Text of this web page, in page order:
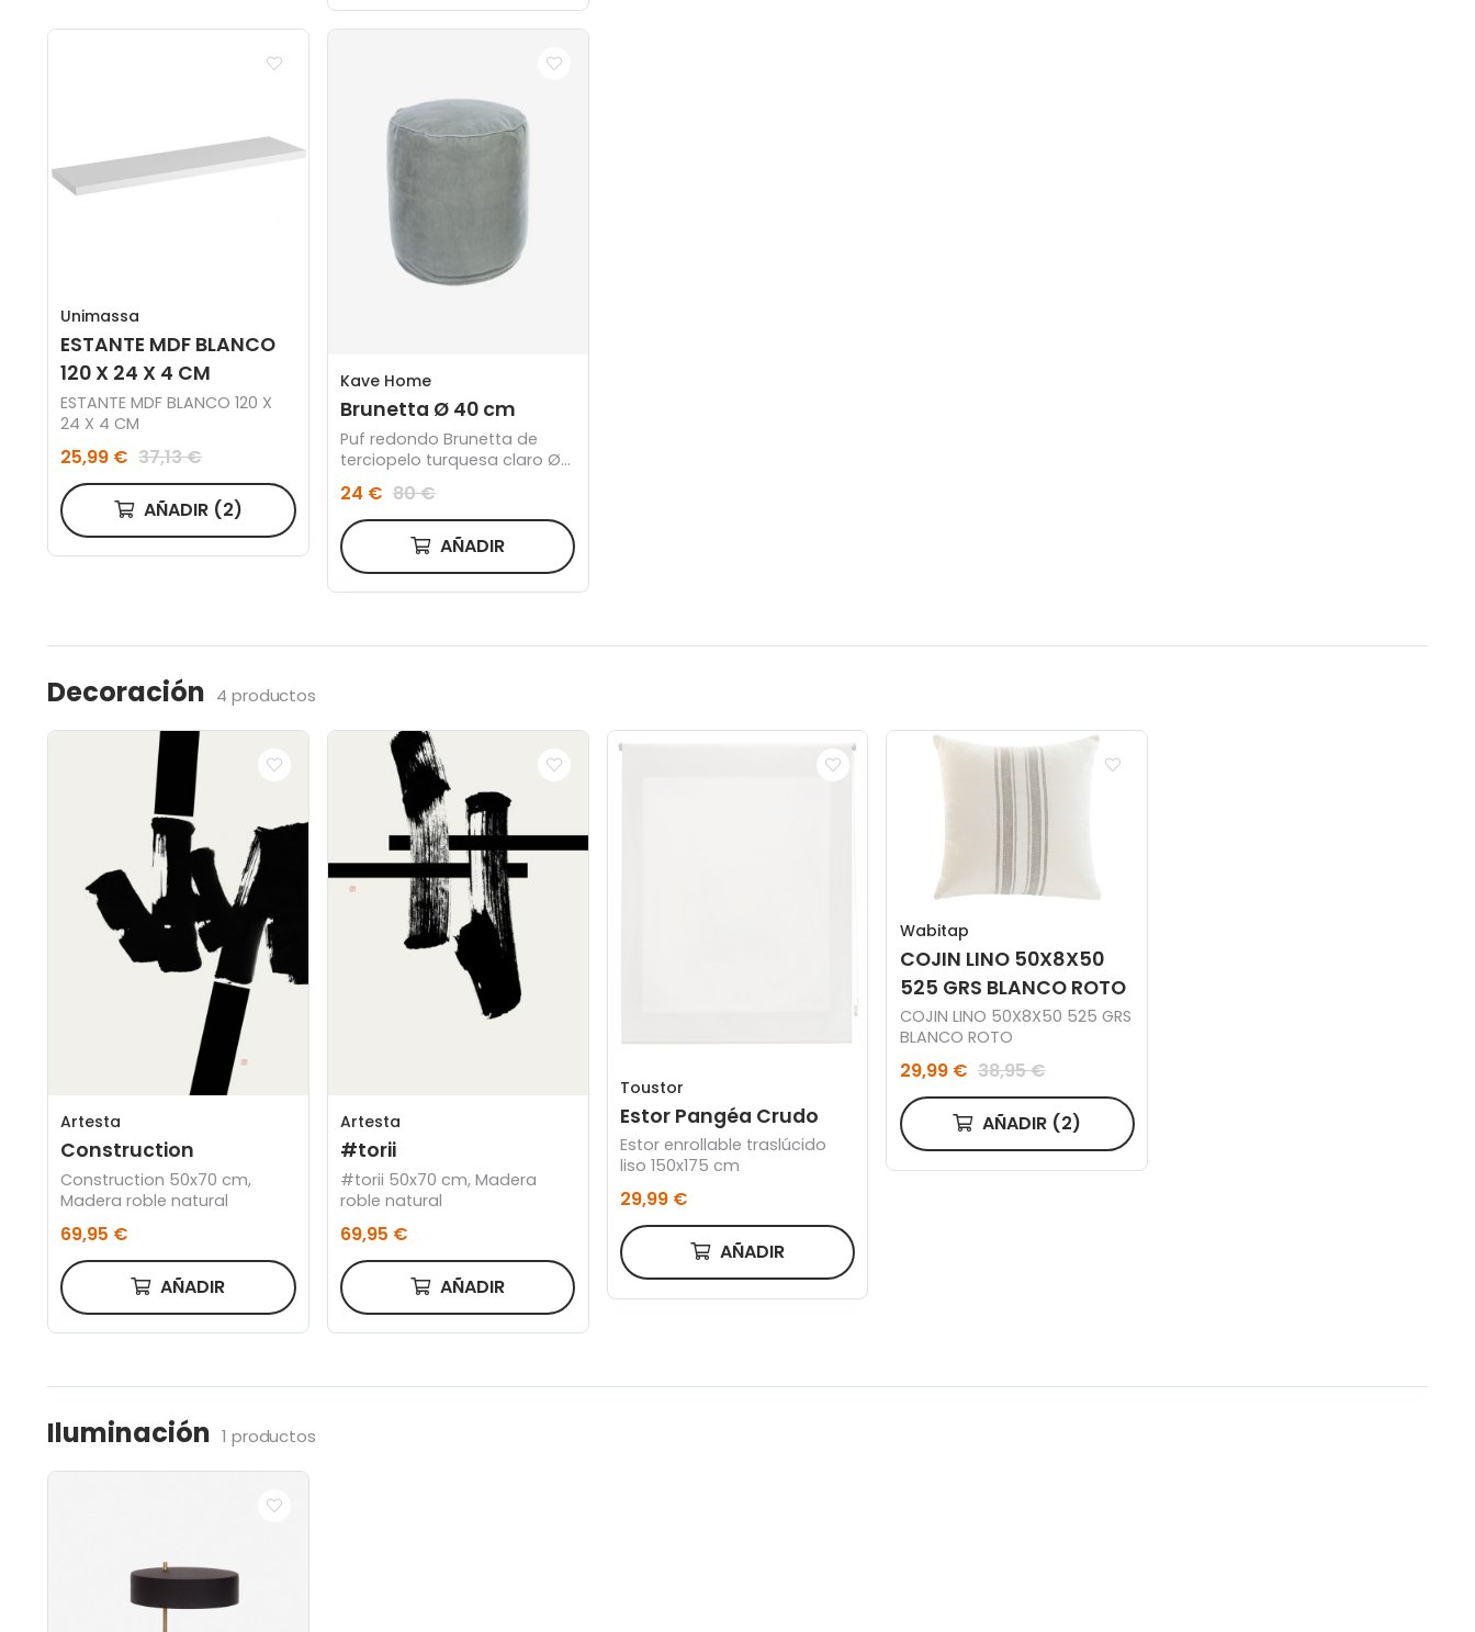
Unimassa
ESTANTE MDF BLANCO
120 X 24 X 4 CM
ESTANTE MDF BLANCO 120 X
24 X 4 CM
25,99 € 37,13 €
AÑADIR (2)
Kave Home
Brunetta Ø 40 cm
Puf redondo Brunetta de
terciopelo turquesa claro Ø
24 € 80 €
AÑADIR
Decoración 4 productos
Artesta
Construction
Construction 50x70 cm,
Madera roble natural
69,95 €
AÑADIR
Artesta
#torii
#torii 50x70 cm, Madera
roble natural
69,95 €
AÑADIR
Toustor
Estor Pangéa Crudo
Estor enrollable traslúcido
liso 150x175 cm
29,99 €
AÑADIR
Wabitap
COJIN LINO 50X8X50
525 GRS BLANCO ROTO
COJIN LINO 50X8X50 525 GRS
BLANCO ROTO
29,99 € 38,95 €
AÑADIR (2)
Iluminación 1 productos